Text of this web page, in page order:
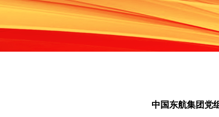
中国东航集团党